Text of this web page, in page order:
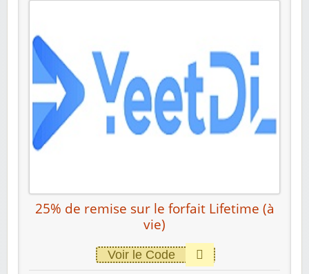
25% de remise sur le forfait Lifetime (à
vie)
Voir le Code